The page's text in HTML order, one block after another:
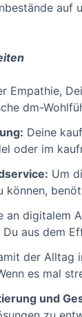
auf
Empathie,
dm-
Deine
oder im
Um
an digitalem
aus dem
der Alltag
es mal
und